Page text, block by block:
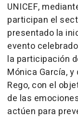
UNICEF,
participan el
presentado la
evento
la participación
Mónica García,
Rego, con el
de las
actúen para